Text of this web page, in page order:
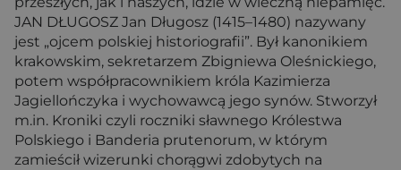
JAN DŁUGOSZ Jan Długosz (1415–1480) nazywany
jest „ojcem polskiej historiografii”. Był kanonikiem
krakowskim, sekretarzem Zbigniewa Oleśnickiego,
potem współpracownikiem króla Kazimierza
Jagiellończyka i wychowawcą jego synów. Stworzył
m.in. Kroniki czyli roczniki sławnego Królestwa
Polskiego i Banderia prutenorum, w którym
zamieścił wizerunki chorągwi zdobytych na